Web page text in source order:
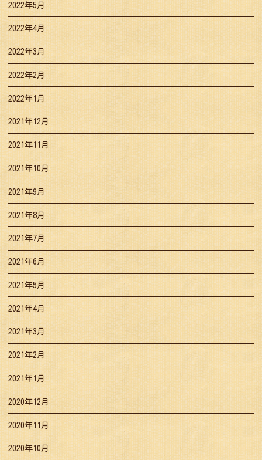
2022年5月
2022年4月
2022年3月
2022年2月
2022年1月
2021年12月
2021年11月
2021年10月
2021年9月
2021年8月
2021年7月
2021年6月
2021年5月
2021年4月
2021年3月
2021年2月
2021年1月
2020年12月
2020年11月
2020年10月